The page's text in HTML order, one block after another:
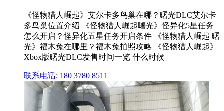
《怪物猎人崛起》艾尔卡多鸟巢在哪？曙光DLC艾尔卡
多鸟巢位置介绍 《怪物猎人崛起曙光》怪异化5星任务
怎么开启？怪异化五星任务开启条件 《怪物猎人崛起 曙
光》福木兔在哪里？福木兔拍照攻略 《怪物猎人崛起》
Xbox版曙光DLC发售时间一览 什么时候
联系电话: 180 3780 8511